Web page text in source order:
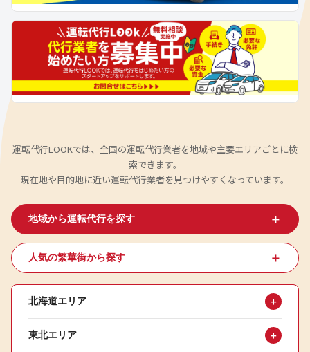
運転代行LOOKでは、全国の運転代行業者を地域や主要エリアごとに検
索できます。
現在地や目的地に近い運転代行業者を見つけやすくなっています。
地域から運転代行を探す ＋
人気の繁華街から探す ＋
北海道エリア ＋
東北エリア ＋